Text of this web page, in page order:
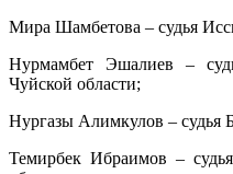
Мира Шамбетова – судья
Нурмамбет Эшалиев –
Чуйской области;
Нургазы Алимкулов – судья
Темирбек Ибраимов –